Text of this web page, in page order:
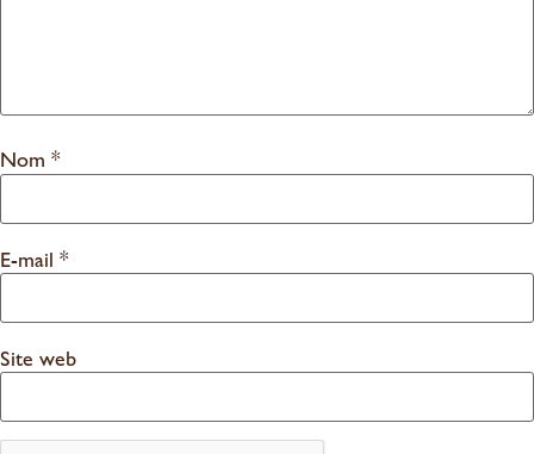
Nom *
E-mail *
Site web